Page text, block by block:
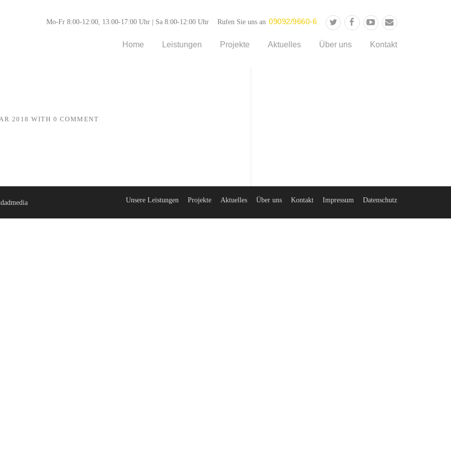
Rufen Sie uns an 09092/9660-6
Mo-Fr 8:00-12:00, 13:00-17:00 Uhr | Sa 8:00-12:00 Uhr
Home Leistungen Projekte Aktuelles Über uns Kontakt
2018 WITH 0 COMMENT
Unsere Leistungen Projekte Aktuelles Über uns Kontakt Impressum Datenschutz